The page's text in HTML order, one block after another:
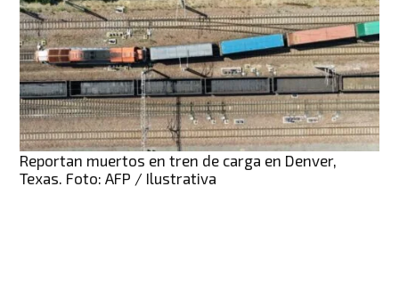
Reportan muertos en tren de carga en Denver,
Texas. Foto: AFP / Ilustrativa